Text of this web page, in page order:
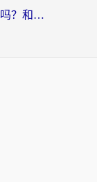
海外党必看：Quickback VPN好用吗？和小黑牛VPN对比哪个回国效果更好？附真实体验+避坑指南